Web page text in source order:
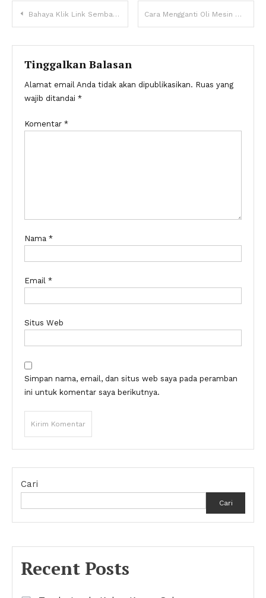
Navigasi
pos
Bahaya Klik Link Sembarangan, Malware Bisa Menyusup Lewat Gambar dan Ambil Data Kalian Semua Cara Mengganti Oli Mesin Motor Sendiri di Rumah untuk Pemula
Tinggalkan Balasan
Alamat email Anda tidak akan dipublikasikan. Ruas yang
wajib ditandai *
Komentar *
Nama *
Email *
Situs Web
Simpan nama, email, dan situs web saya pada peramban
ini untuk komentar saya berikutnya.
Cari
Cari
Recent Posts